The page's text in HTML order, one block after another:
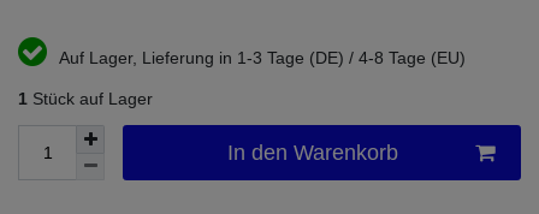
Auf Lager, Lieferung in 1-3 Tage (DE) / 4-8 Tage (EU)
1 Stück auf Lager
In den Warenkorb